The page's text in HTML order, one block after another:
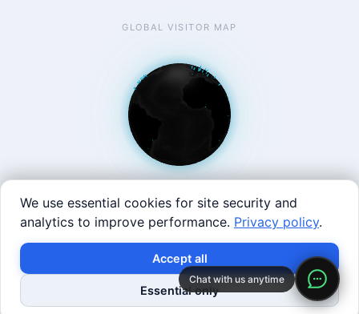
GLOBAL VISITOR MAP
West Coast: 90 Welsh St, San Francisco, CA 94107 · East
Coast: 125 Western Ave, Allston, MA 02134 ·
contact@roboticscenter.ai · Refund policy· Privacy
Image credits· All rights reserved.
We use essential cookies for site security and
analytics to improve performance. Privacy policy.
Accept all
Essential only
Chat with us anytime